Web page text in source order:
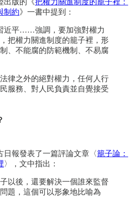
出版的《把權力關進制度的籠子裡：
制約》一書中提到：
近平……強調，要加強對權力
把權力關進制度的籠子裡，形
、不能腐的防範機制、不易腐
律之外的絕對權力，任何人行
服務、對人民負責並自覺接受
日報發表了一篇評論文章〈籠子論：
〉，文中指出：
以後，還要解決一個誰來監督
題，這個可以形象地比喻為